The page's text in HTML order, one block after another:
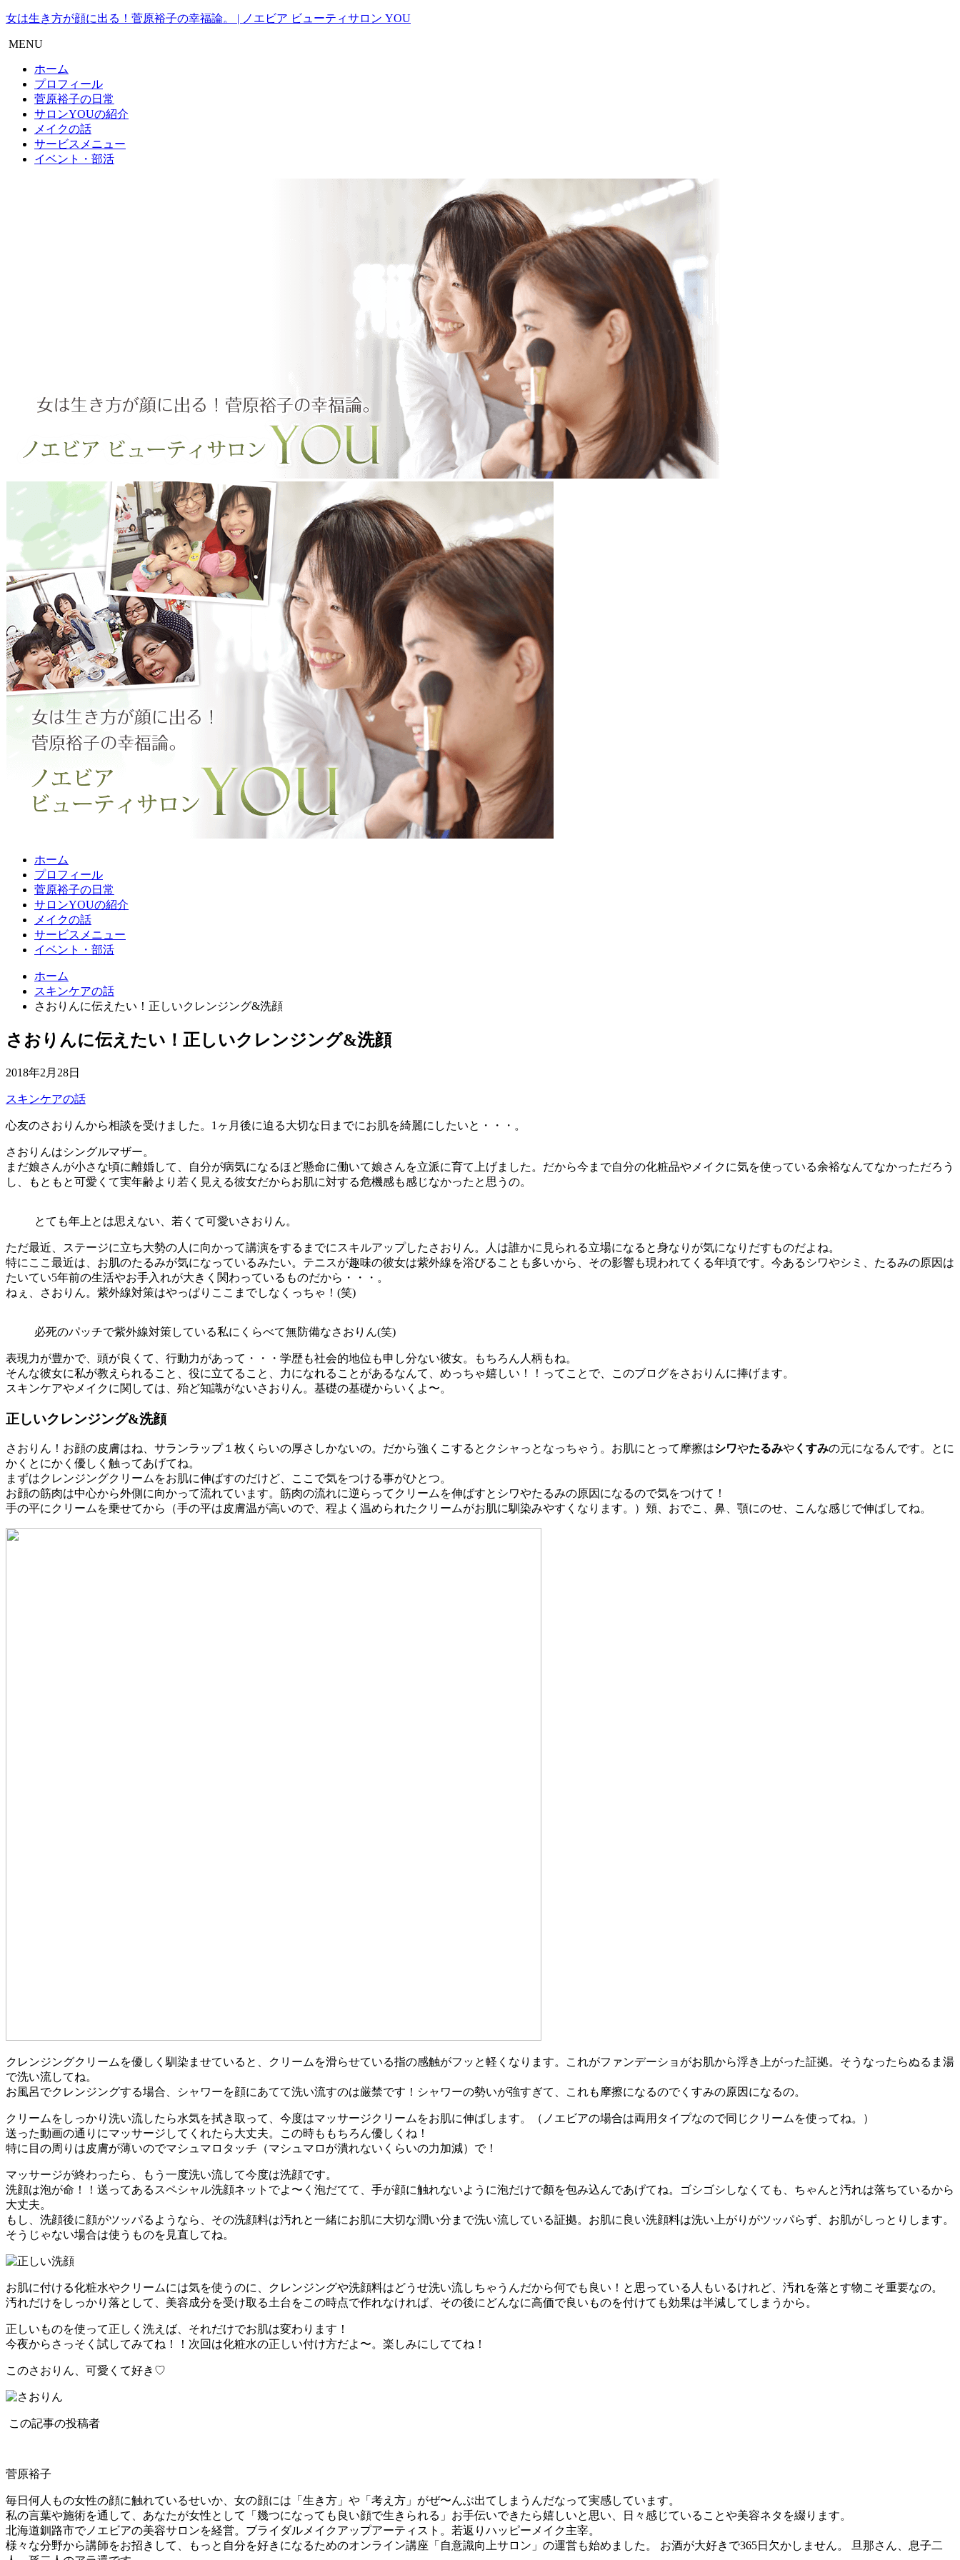
女は生き方が顔に出る！菅原裕子の幸福論。 | ノエビア ビューティサロン YOU
MENU
ホーム
プロフィール
菅原裕子の日常
サロンYOUの紹介
メイクの話
サービスメニュー
イベント・部活
ホーム
プロフィール
菅原裕子の日常
サロンYOUの紹介
メイクの話
サービスメニュー
イベント・部活
ホーム
スキンケアの話
さおりんに伝えたい！正しいクレンジング&洗顔
さおりんに伝えたい！正しいクレンジング&洗顔
2018年2月28日
スキンケアの話
心友のさおりんから相談を受けました。1ヶ月後に迫る大切な日までにお肌を綺麗にしたいと・・・。
さおりんはシングルマザー。
まだ娘さんが小さな頃に離婚して、自分が病気になるほど懸命に働いて娘さんを立派に育て上げました。だから今まで自分の化粧品やメイクに気を使っている余裕なんてなかっただろう
し、もともと可愛くて実年齢より若く見える彼女だからお肌に対する危機感も感じなかったと思うの。
とても年上とは思えない、若くて可愛いさおりん。
ただ最近、ステージに立ち大勢の人に向かって講演をするまでにスキルアップしたさおりん。人は誰かに見られる立場になると身なりが気になりだすものだよね。
特にここ最近は、お肌のたるみが気になっているみたい。テニスが趣味の彼女は紫外線を浴びることも多いから、その影響も現われてくる年頃です。今あるシワやシミ、たるみの原因は
たいてい5年前の生活やお手入れが大きく関わっているものだから・・・。
ねぇ、さおりん。紫外線対策はやっぱりここまでしなくっちゃ！(笑)
必死のパッチで紫外線対策している私にくらべて無防備なさおりん(笑)
表現力が豊かで、頭が良くて、行動力があって・・・学歴も社会的地位も申し分ない彼女。もちろん人柄もね。
そんな彼女に私が教えられること、役に立てること、力になれることがあるなんて、めっちゃ嬉しい！！ってことで、このブログをさおりんに捧げます。
スキンケアやメイクに関しては、殆ど知識がないさおりん。基礎の基礎からいくよ〜。
正しいクレンジング&洗顔
さおりん！お顔の皮膚はね、サランラップ１枚くらいの厚さしかないの。だから強くこするとクシャっとなっちゃう。お肌にとって摩擦はシワやたるみや くすみの元になるんです。とに
かくとにかく優しく触ってあげてね。
まずはクレンジングクリームをお肌に伸ばすのだけど、ここで気をつける事がひとつ。
お顔の筋肉は中心から外側に向かって流れています。筋肉の流れに逆らってクリームを伸ばすとシワやたるみの原因になるので気をつけて！
手の平にクリームを乗せてから（手の平は皮膚温が高いので、程よく温められたクリームがお肌に馴染みやすくなります。）頬、おでこ、鼻、顎にのせ、こんな感じで伸ばしてね。
クレンジングクリームを優しく馴染ませていると、クリームを滑らせている指の感触がフッと軽くなります。これがファンデーショがお肌から浮き上がった証拠。そうなったらぬるま湯
で洗い流してね。
お風呂でクレンジングする場合、シャワーを顔にあてて洗い流すのは厳禁です！シャワーの勢いが強すぎて、これも摩擦になるのでくすみの原因になるの。
クリームをしっかり洗い流したら水気を拭き取って、今度はマッサージクリームをお肌に伸ばします。（ノエビアの場合は両用タイプなので同じクリームを使ってね。）
送った動画の通りにマッサージしてくれたら大丈夫。この時ももちろん優しくね！
特に目の周りは皮膚が薄いのでマシュマロタッチ（マシュマロが潰れないくらいの力加減）で！
マッサージが終わったら、もう一度洗い流して今度は洗顔です。
洗顔は泡が命！！送ってあるスペシャル洗顔ネットでよ〜く泡だてて、手が顔に触れないように泡だけで顏を包み込んであげてね。ゴシゴシしなくても、ちゃんと汚れは落ちているから
大丈夫。
もし、洗顔後に顔がツッパるようなら、その洗顔料は汚れと一緒にお肌に大切な潤い分まで洗い流している証拠。お肌に良い洗顔料は洗い上がりがツッパらず、お肌がしっとりします。
そうじゃない場合は使うものを見直してね。
お肌に付ける化粧水やクリームには気を使うのに、クレンジングや洗顔料はどうせ洗い流しちゃうんだから何でも良い！と思っている人もいるけれど、汚れを落とす物こそ重要なの。
汚れだけをしっかり落として、美容成分を受け取る土台をこの時点で作れなければ、その後にどんなに高価で良いものを付けても効果は半減してしまうから。
正しいものを使って正しく洗えば、それだけでお肌は変わります！
今夜からさっそく試してみてね！！次回は化粧水の正しい付け方だよ〜。楽しみにしててね！
このさおりん、可愛くて好き♡
この記事の投稿者
菅原裕子
毎日何人もの女性の顔に触れているせいか、女の顔には「生き方」や「考え方」がぜ〜んぶ出てしまうんだなって実感しています。
私の言葉や施術を通して、あなたが女性として「幾つになっても良い顔で生きられる」お手伝いできたら嬉しいと思い、日々感じていることや美容ネタを綴ります。
北海道釧路市でノエビアの美容サロンを経営。ブライダルメイクアップアーティスト。若返りハッピーメイク主宰。
様々な分野から講師をお招きして、もっと自分を好きになるためのオンライン講座「自意識向上サロン」の運営も始めました。 お酒が大好きで365日欠かしません。 旦那さん、息子二